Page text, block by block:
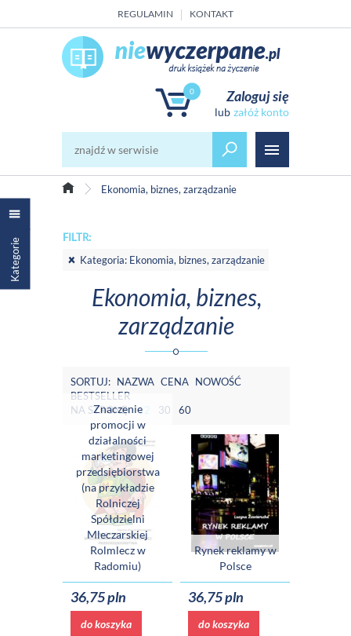
REGULAMIN KONTAKT
0 Zaloguj się
załóż konto
Ekonomia, biznes, zarządzanie
Kategorie
FILTR:
Kategoria: Ekonomia, biznes, zarządzanie
Ekonomia, biznes,
zarządzanie
SORTUJ: NAZWA CENA NOWOŚĆ
BESTSELLER
NA STRONĘ:
12 30 60
Znaczenie
promocji w
działalności
marketingowej
przedsiębiorstwa
(na przykładzie
Rolniczej
Spółdzielni
Mleczarskiej
Rolmlecz w
Radomiu)
36,75 pln
do koszyka
Rynek reklamy w
Polsce
36,75 pln
do koszyka